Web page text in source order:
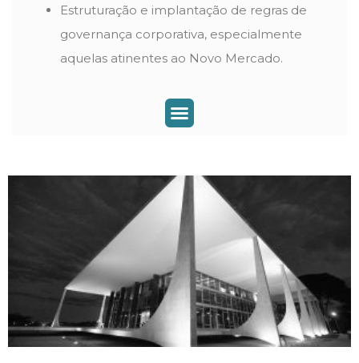
Estruturação e implantação de regras de
governança corporativa, especialmente
aquelas atinentes ao Novo Mercado.